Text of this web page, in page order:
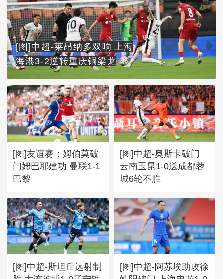
[图]中超-莱昂纳多双响 上海
海港3-2逆转重庆铜梁龙
[图]友谊赛：姆伯莫破
门姆巴耶建功 曼联1-1
巴黎
[图]中超-奥斯卡破门
云南玉昆1-0送成都蓉
城6轮不胜
[图]中超-斯坦丘远射制
[图]中超-阿苏埃助攻徐